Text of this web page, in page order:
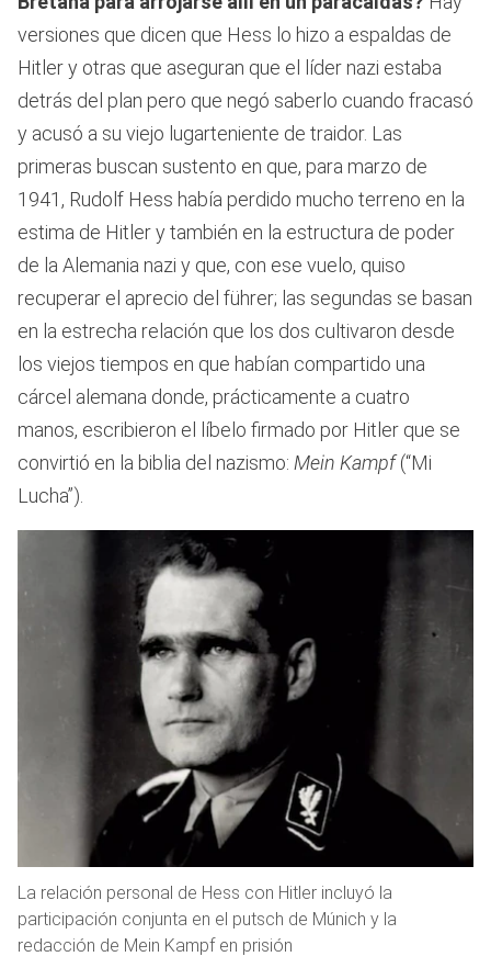
versiones que dicen que Hess lo hizo a espaldas de
Hitler y otras que aseguran que el líder nazi estaba
detrás del plan pero que negó saberlo cuando fracasó
y acusó a su viejo lugarteniente de traidor. Las
primeras buscan sustento en que, para marzo de
1941, Rudolf Hess había perdido mucho terreno en la
estima de Hitler y también en la estructura de poder
de la Alemania nazi y que, con ese vuelo, quiso
recuperar el aprecio del führer; las segundas se basan
en la estrecha relación que los dos cultivaron desde
los viejos tiempos en que habían compartido una
cárcel alemana donde, prácticamente a cuatro
manos, escribieron el líbelo firmado por Hitler que se
convirtió en la biblia del nazismo: Mein Kampf(“Mi
Lucha”).
La relación personal de Hess con Hitler incluyó la
participación conjunta en el putsch de Múnich y la
redacción de Mein Kampf en prisión